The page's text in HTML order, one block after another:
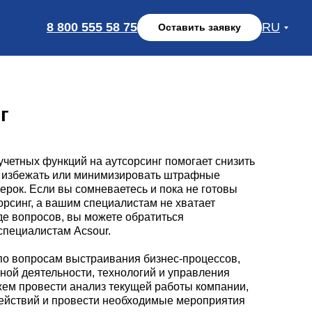
8 800 555 58 75 Оставить заявку RU
функций на аутсорсинг помогает снизить
или минимизировать штрафные
Если вы сомневаетесь и пока не готовы
а вашим специалистам не хватает
вопросов, вы можете обратиться
Acsour.
вопросам выстраивания бизнес-процессов,
деятельности, технологий и управления
провести анализ текущей работы компании,
и провести необходимые мероприятия